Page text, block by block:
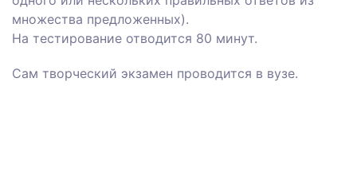
множества предложенных).
На тестирование отводится 80 минут.
Сам творческий экзамен проводится в вузе.